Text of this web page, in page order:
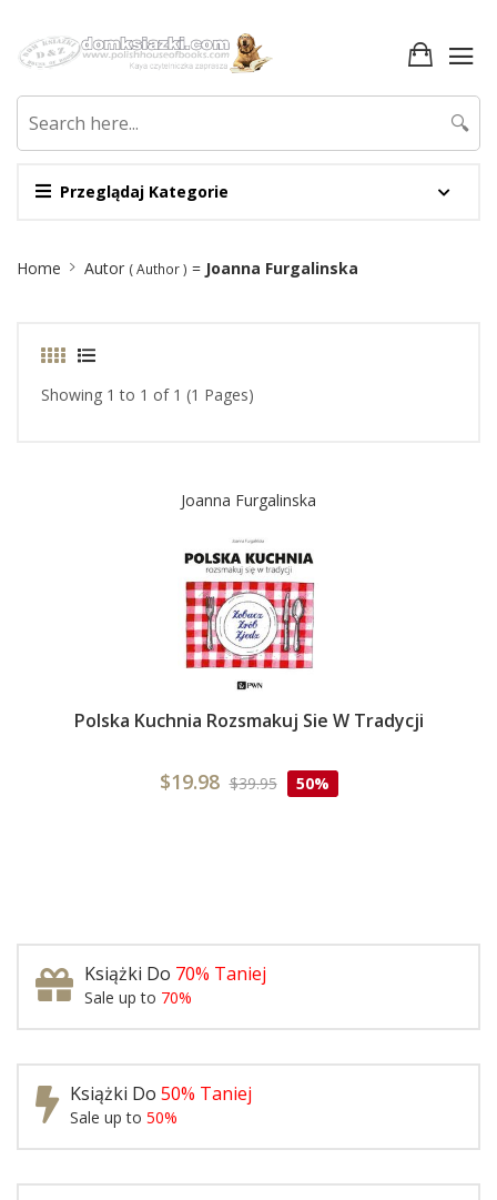
Przeglądaj Kategorie
🔍
Breadcrumb
Home Autor ( Author ) = Joanna Furgalinska
Showing 1 to 1 of 1 (1 Pages)
Joanna Furgalinska
Polska Kuchnia Rozsmakuj Sie W Tradycji
$19.98 $39.95 50%
Książki Do 70% Taniej
Sale up to 70%
Książki Do 50% Taniej
Sale up to 50%